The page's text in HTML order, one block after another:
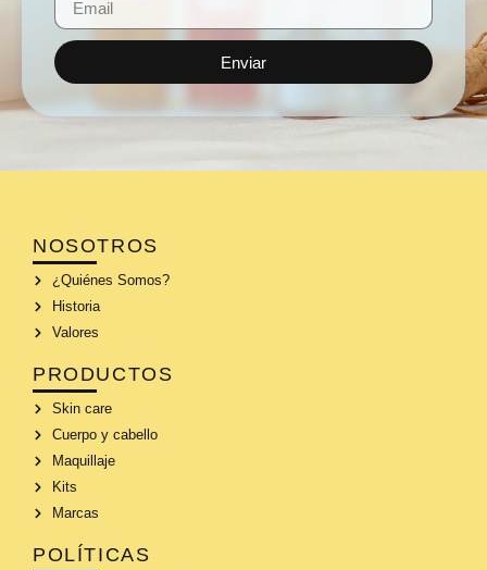
Enviar
NOSOTROS
¿Quiénes Somos?
Historia
Valores
PRODUCTOS
Skin care
Cuerpo y cabello
Maquillaje
Kits
Marcas
POLÍTICAS